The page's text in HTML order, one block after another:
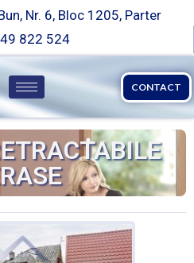
Nr. 6, Bloc 1205, Parter
822 524
CONTACT